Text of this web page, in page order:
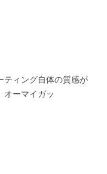
ティング自体の質感が
オーマイガッ